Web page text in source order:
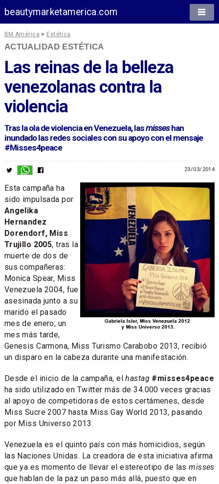
beautymarketamerica.com
BM América > Estética
ACTUALIDAD ESTÉTICA
Las reinas de la belleza
venezolanas contra la
violencia
Tras la ola de violencia en Venezuela, lasmisseshan
inundado las redes sociales con su apoyo con el mensaje
#Misses4peace
23/03/2014
Esta campaña ha
sido impulsada por
Angelika
Hernandez
Dorendorf, Miss
Trujillo 2005, tras la
muerte de dos de
sus compañeras:
Monica Spear, Miss
Venezuela 2004, fue
asesinada junto a su
marido el pasado
mes de enero; un
mes más tarde,
Genesis Carmona, Miss Turismo Carabobo 2013, recibió
un disparo en la cabeza durante una manifestación.
Desde el inicio de la campaña, elhastag #misses4peace
ha sido utilizado en Twitter más de 34.000 veces gracias
al apoyo de competidoras de estos certámenes, desde
Miss Sucre 2007 hasta Miss Gay World 2013, pasando
por Miss Universo 2013.
Venezuela es el quinto país con más homicidios, según
las Naciones Unidas. La creadora de esta iniciativa afirma
que ya es momento de llevar el estereotipo de lasmisses
que hablan de la paz un paso más allá, puesto que en